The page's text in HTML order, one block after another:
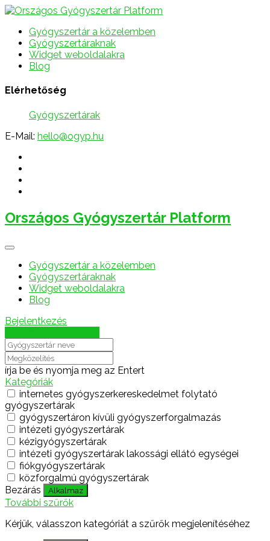
Gyógyszertár a közelemben
Gyógyszertáraknak
Widget weboldalakra
Blog
Elérhetőség
Gyógyszertárak
E-Mail: hello@ogyp.hu
Országos Gyógyszertár Platform
Gyógyszertár a közelemben
Gyógyszertáraknak
Widget weboldalakra
Blog
Bejelentkezés
írja be és nyomja meg az Entert
Kategóriák
internetes gyógyszerkereskedelmet folytató
gyógyszertárak
gyógyszertáron kívüli gyógyszerforgalmazás
intézeti gyógyszertárak
kézigyógyszertárak
intézeti gyógyszertárak lakossági ellátó egységei
fiókgyógyszertárak
közforgalmú gyógyszertárak
Bezárás
Alkalmaz
További szűrők
Kérjük, válasszon kategóriát a szűrők megjelenítéséhez